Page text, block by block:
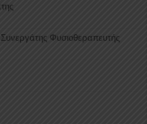
Φυσιοθεραπευτής